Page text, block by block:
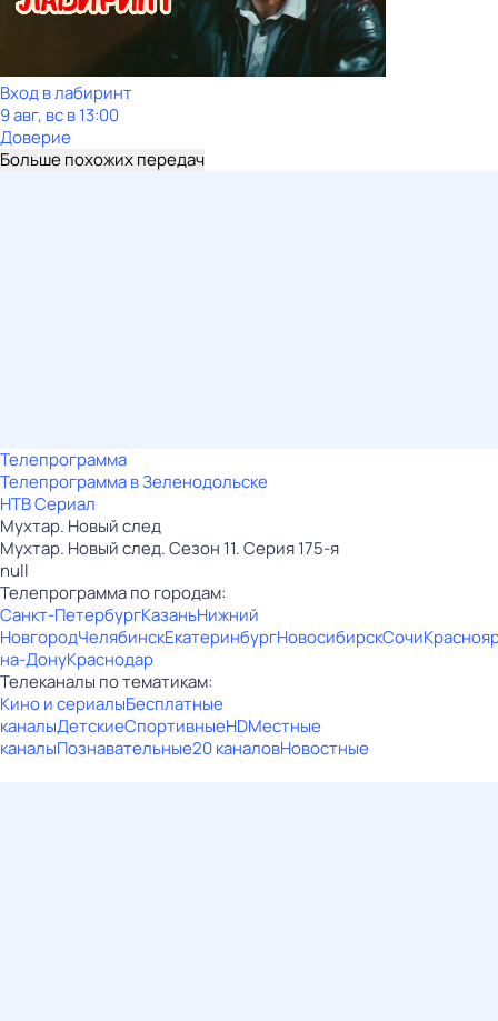
Вход в лабиринт
9 авг, вс в 13:00
Доверие
Больше похожих передач
Телепрограмма
Телепрограмма в Зеленодольске
НТВ Сериал
Мухтар. Новый след
Мухтар. Новый след. Сезон 11. Серия 175-я
null
Телепрограмма по городам:
Санкт-ПетербургКазаньНижний
НовгородЧелябинскЕкатеринбургНовосибирскСочи
на-ДонуКраснодар
Телеканалы по тематикам:
Кино и сериалыБесплатные
каналыДетскиеСпортивныеHDМестные
каналыПознавательные20 каналовНовостные